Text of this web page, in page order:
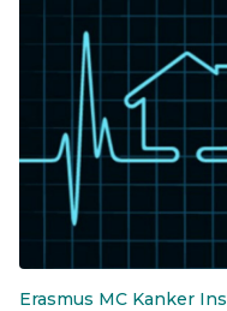
Erasmus MC Kanker